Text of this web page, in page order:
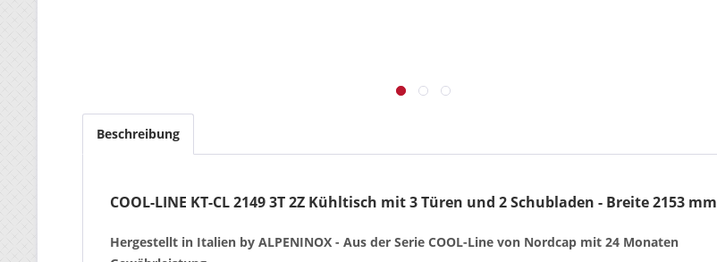
Beschreibung
COOL-LINE KT-CL 2149 3T 2Z Kühltisch mit 3 Türen und 2 Schubladen - Breite 2153 mm
Hergestellt in Italien by ALPENINOX - Aus der Serie COOL-Line von Nordcap mit 24 Monaten